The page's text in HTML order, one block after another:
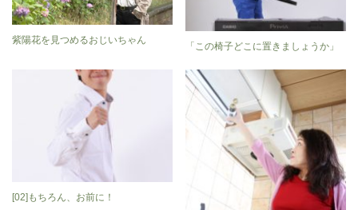
紫陽花を見つめるおじいちゃん
「この椅子どこに置きましょうか」
[02]もちろん、お前に！